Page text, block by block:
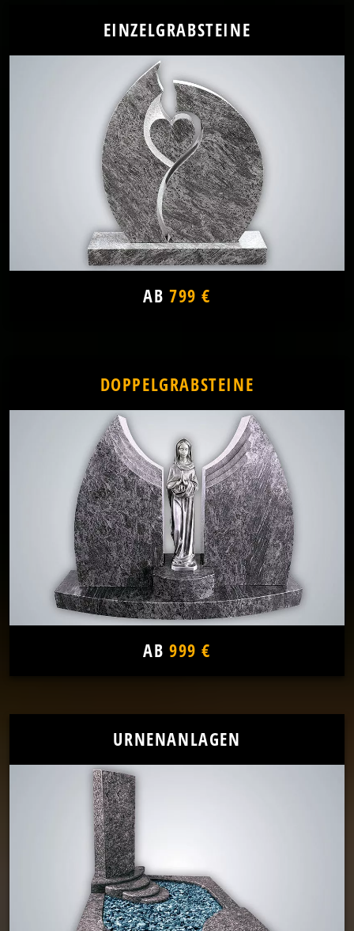
EINZELGRABSTEINE
AB 799 €
DOPPELGRABSTEINE
AB 999 €
URNENANLAGEN